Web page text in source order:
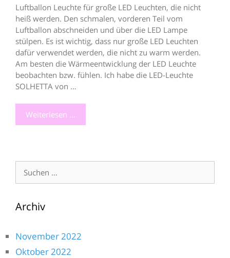
Luftballon Leuchte für große LED Leuchten, die nicht
heiß werden. Den schmalen, vorderen Teil vom
Luftballon abschneiden und über die LED Lampe
stülpen. Es ist wichtig, dass nur große LED Leuchten
dafür verwendet werden, die nicht zu warm werden.
Am besten die Wärmeentwicklung der LED Leuchte
beobachten bzw. fühlen. Ich habe die LED-Leuchte
SOLHETTA von …
Weiterlesen …
Suche
Archiv
November 2022
Oktober 2022